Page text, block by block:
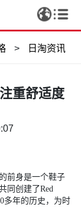
> 日淘资讯
重舒适度
前身是一个鞋子
同创建了Red
多年的历史，为时